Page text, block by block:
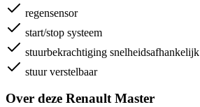
regensensor
start/stop systeem
stuurbekrachtiging snelheidsafhankelijk
stuur verstelbaar
Over deze Renault Master